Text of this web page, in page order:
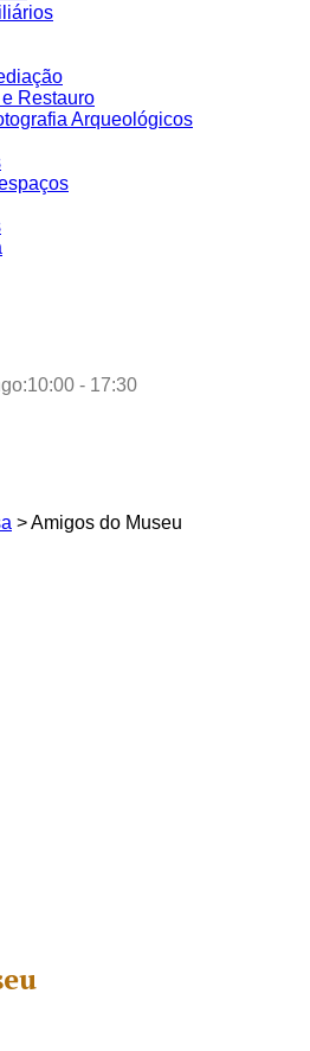
Restauro
Arqueológicos
10:00 - 17:30
>Amigos do Museu